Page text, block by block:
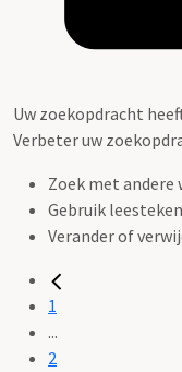
Uw zoekopdracht
Verbeter uw
Zoek met andere
Gebruik
Verander of
1
...
2